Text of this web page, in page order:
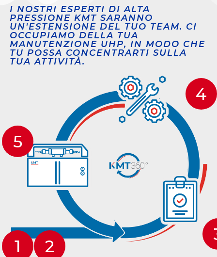
I NOSTRI ESPERTI DI ALTA
PRESSIONE KMT SARANNO
UN'ESTENSIONE DEL TUO TEAM. CI
OCCUPIAMO DELLA TUA
MANUTENZIONE UHP, IN MODO CHE
TU POSSA CONCENTRARTI SULLA
TUA ATTIVITÀ.
1 2
4
5